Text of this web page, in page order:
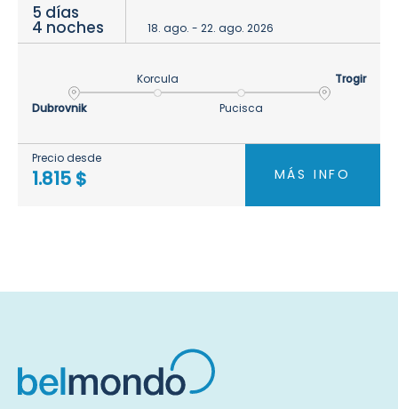
5 días
4 noches 18. ago. - 22. ago. 2026
Dubrovnik
Korcula
Pucisca
Trogir
Precio desde
1.815 $ MÁS INFO